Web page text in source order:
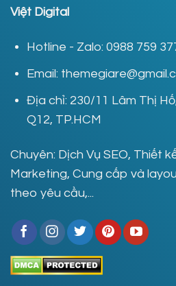
Việt Digital
Hotline - Zalo: 0988 759
Email:
Địa chỉ: 230/11 Lâm Thị
Q12, TP.HCM
Chuyên: Dịch Vụ SEO, Thiết
Marketing, Cung cấp và
theo yêu cầu,...